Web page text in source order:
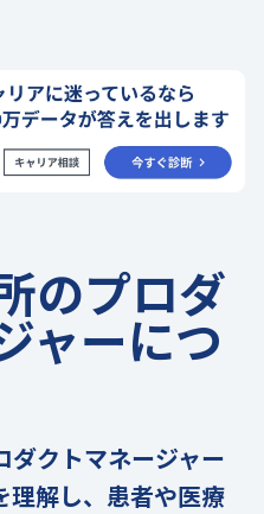
のプロダ
ャーにつ
ダクトマネージャー
理解し、患者や医療